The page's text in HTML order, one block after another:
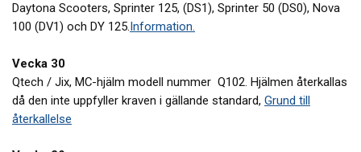
Daytona Scooters, Sprinter 125, (DS1), Sprinter 50 (DS0), Nova
100 (DV1) och DY 125. Information.
Vecka 30
Qtech / Jix, MC-hjälm modell nummer Q102. Hjälmen återkallas
då den inte uppfyller kraven i gällande standard, Grund till
återkallelse